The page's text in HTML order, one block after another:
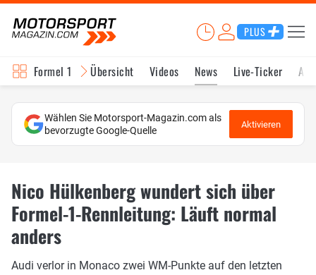
PLUS
Formel 1 Übersicht Videos News Live-Ticker
Wählen Sie Motorsport-Magazin.com als
bevorzugte Google-Quelle
Aktivieren
Nico Hülkenberg wundert sich über
Formel-1-Rennleitung: Läuft normal
anders
Audi verlor in Monaco zwei WM-Punkte auf den letzten